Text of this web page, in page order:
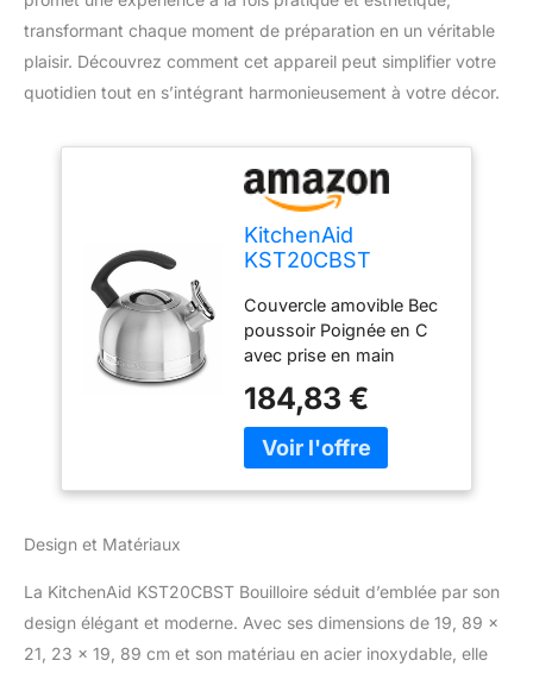
transformant chaque moment de préparation en un véritable
plaisir. Découvrez comment cet appareil peut simplifier votre
quotidien tout en s’intégrant harmonieusement à votre décor.
KitchenAid
KST20CBST
poignée en C et
bande de garniture,
2 litres
Couvercle amovible Bec
poussoir Poignée en C
avec prise en main
nettoyer Bande de
garniture attrayante
184,83 €
Design et Matériaux
La KitchenAid KST20CBST Bouilloire séduit d’emblée par son
design élégant et moderne. Avec ses dimensions de 19, 89 x
21, 23 x 19, 89 cm et son matériau en acier inoxydable, elle